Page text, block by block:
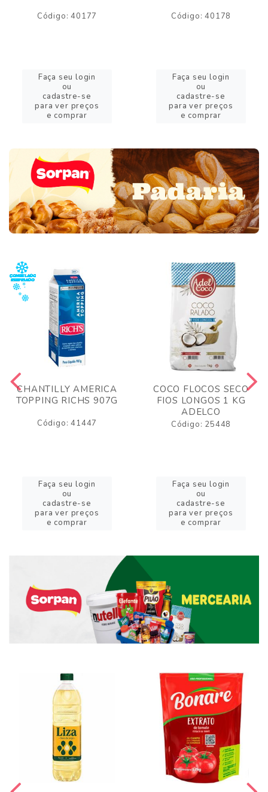
Código: 40177
Faça seu login
ou
cadastre-se
para ver preços
e comprar
Código: 40178
Faça seu login
ou
cadastre-se
para ver preços
e comprar
CHANTILLY AMERICA
TOPPING RICHS 907G
Código: 41447
Faça seu login
ou
cadastre-se
para ver preços
e comprar
COCO FLOCOS SECO
FIOS LONGOS 1 KG
ADELCO
Código: 25448
Faça seu login
ou
cadastre-se
para ver preços
e comprar